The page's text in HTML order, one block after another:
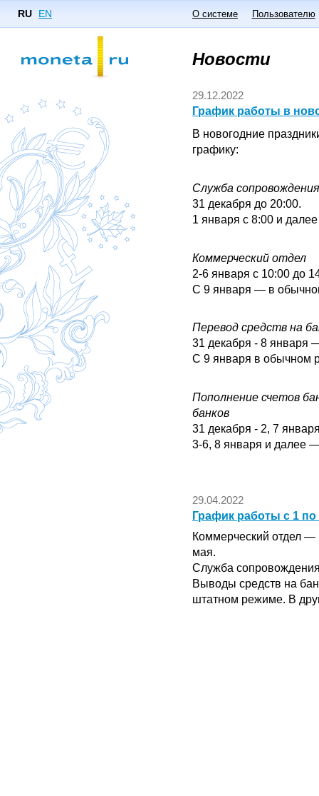
RU EN О системе Пользователю
Новости
29.12.2022
График работы в
В новогодние
графику:
Служба
31 декабря до 20:00.
1 января с 8:00 и
Коммерческий отдел
2-6 января с 10:00 до
С 9 января — в
Перевод средств на
31 декабря - 8 января
С 9 января в обычном
Пополнение счетов
банков
31 декабря - 2, 7
3-6, 8 января и далее
29.04.2022
График работы с 1 по
Коммерческий отдел
мая.
Служба
Выводы средств на
штатном режиме. В